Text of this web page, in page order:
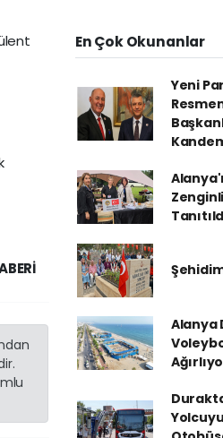
En Çok Okunanlar
Yeni
Alanya